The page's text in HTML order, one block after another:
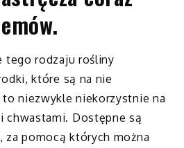
tego rodzaju rośliny
które są na nie
niezwykle niekorzystnie na
chwastami. Dostępne są
za pomocą których można